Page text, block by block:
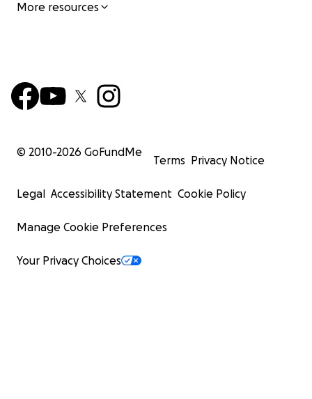
More resources
© 2010-2026 GoFundMe
Terms Privacy Notice
Legal Accessibility Statement Cookie Policy
Manage Cookie Preferences
Your Privacy Choices